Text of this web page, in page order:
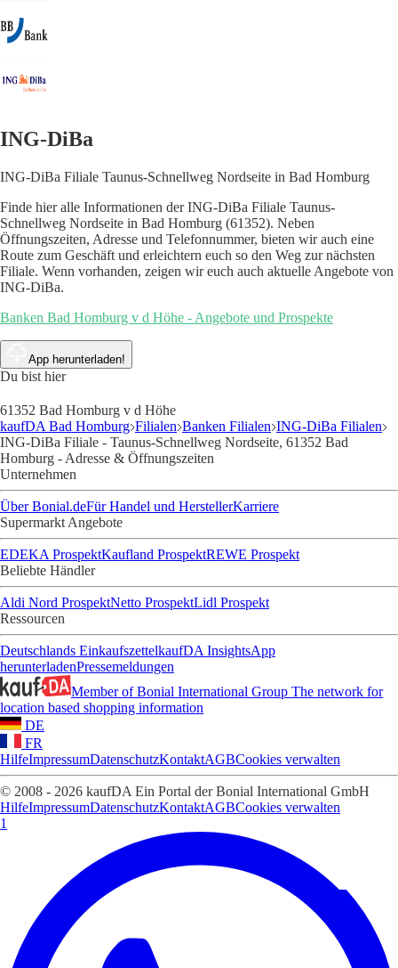
ING-DiBa
ING-DiBa Filiale Taunus-Schnellweg Nordseite in Bad Homburg
Finde hier alle Informationen der ING-DiBa Filiale Taunus-
Schnellweg Nordseite in Bad Homburg (61352). Neben
Öffnungszeiten, Adresse und Telefonnummer, bieten wir auch eine
Route zum Geschäft und erleichtern euch so den Weg zur nächsten
Filiale. Wenn vorhanden, zeigen wir euch auch aktuelle Angebote von
ING-DiBa.
Banken Bad Homburg v d Höhe - Angebote und Prospekte
App herunterladen!
Du bist hier
61352 Bad Homburg v d Höhe
kaufDA Bad Homburg Filialen Banken Filialen ING-DiBa Filialen
ING-DiBa Filiale - Taunus-Schnellweg Nordseite, 61352 Bad
Homburg - Adresse & Öffnungszeiten
Unternehmen
Über Bonial.deFür Handel und HerstellerKarriere
Supermarkt Angebote
EDEKA ProspektKaufland ProspektREWE Prospekt
Beliebte Händler
Aldi Nord ProspektNetto ProspektLidl Prospekt
Ressourcen
Deutschlands EinkaufszettelkaufDA InsightsApp
herunterladenPressemeldungen
Member of Bonial International Group The network for
location based shopping information
DE
FR
HilfeImpressumDatenschutzKontaktAGBCookies verwalten
© 2008 - 2026 kaufDA Ein Portal der Bonial International GmbH
HilfeImpressumDatenschutzKontaktAGBCookies verwalten
1